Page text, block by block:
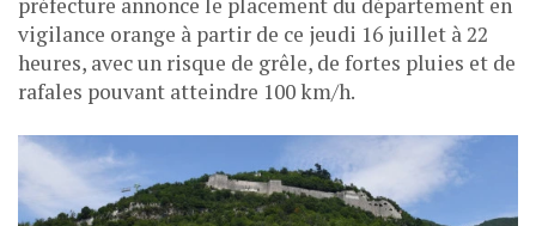
vigilance orange à partir de ce jeudi 16 juillet à 22
heures, avec un risque de grêle, de fortes pluies et de
rafales pouvant atteindre 100 km/h.